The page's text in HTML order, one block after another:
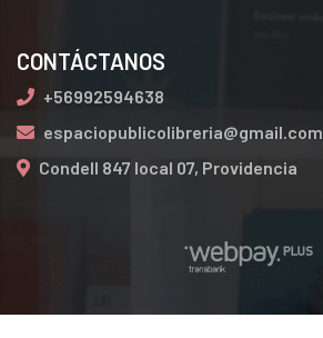
CONTÁCTANOS
+56992594638
espaciopublicolibreria@gmail.com
Condell 847 local 07, Providencia